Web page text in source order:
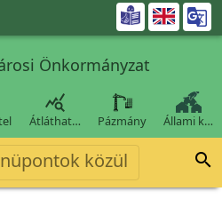

Önkormányzat

Átláthat… Pázmány Állami k…
közül 